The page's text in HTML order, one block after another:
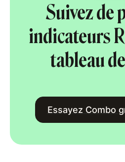
Suivez de
indicateurs
tableau
Essayez Combo